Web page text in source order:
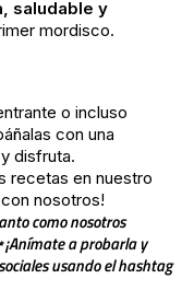
saludable y
mordisco.
o incluso
con una
disfruta.
recetas en nuestro
nosotros!
como nosotros
a probarla y
usando el hashtag